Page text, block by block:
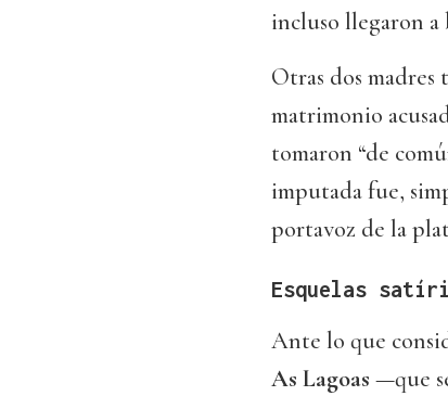
incluso llegaron a
Otras dos
matrimonio
tomaron “de
imputada fue,
portavoz de la
Esquelas
Ante lo que
As Lagoas —que